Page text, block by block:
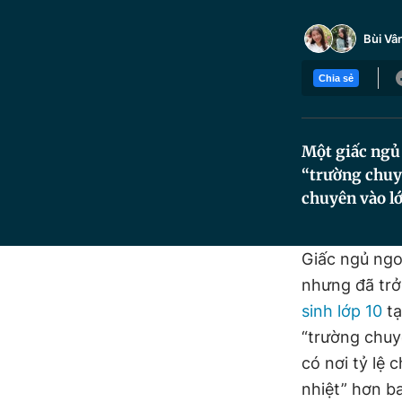
Bùi
Chia sẻ
Một giấc
“trường
chuyên vào
Giấc ngủ
nhưng đã
sinh lớp 10
“trường
có nơi tỷ lệ
nhiệt” hơn